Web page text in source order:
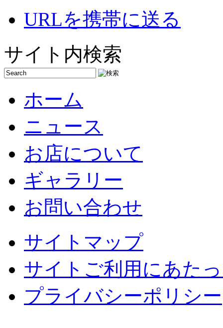
URLを携帯に送る
サイト内検索
ホーム
ニュース
お店について
ギャラリー
お問い合わせ
サイトマップ
サイトご利用にあた
プライバシーポリシー